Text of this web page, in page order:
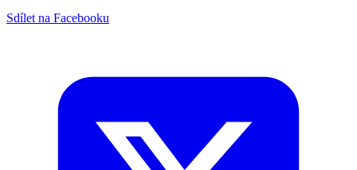
Sdílet na Facebooku